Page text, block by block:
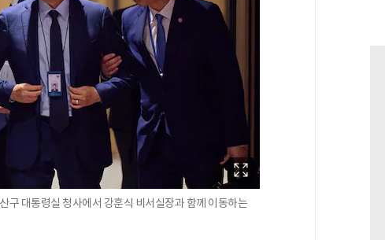
구 대통령실 청사에서 강훈식 비서실장과 함께 이동하는